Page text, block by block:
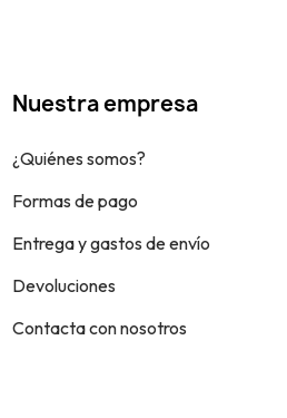
Nuestra empresa
¿Quiénes somos?
Formas de pago
Entrega y gastos de envío
Devoluciones
Contacta con nosotros